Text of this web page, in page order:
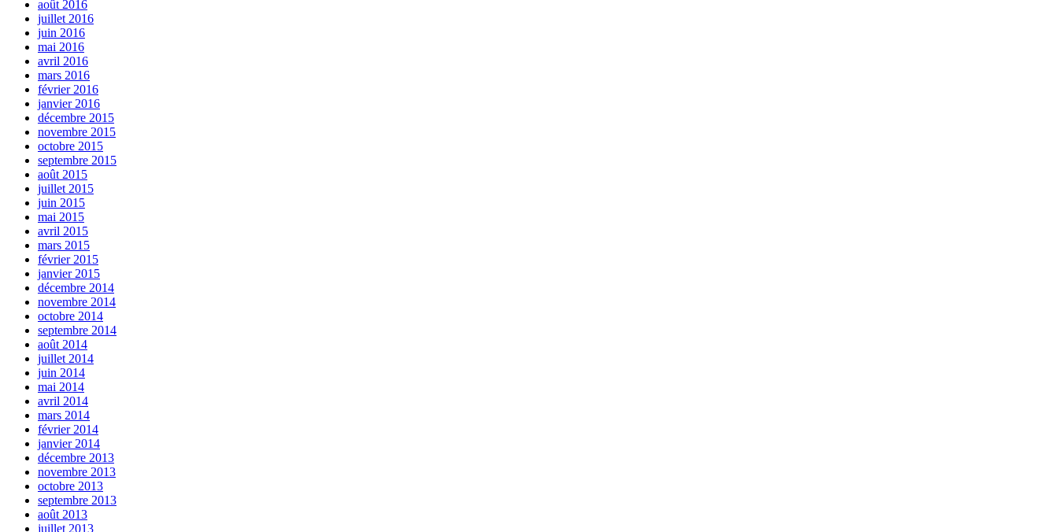
août 2016
juillet 2016
juin 2016
mai 2016
avril 2016
mars 2016
février 2016
janvier 2016
décembre 2015
novembre 2015
octobre 2015
septembre 2015
août 2015
juillet 2015
juin 2015
mai 2015
avril 2015
mars 2015
février 2015
janvier 2015
décembre 2014
novembre 2014
octobre 2014
septembre 2014
août 2014
juillet 2014
juin 2014
mai 2014
avril 2014
mars 2014
février 2014
janvier 2014
décembre 2013
novembre 2013
octobre 2013
septembre 2013
août 2013
juillet 2013